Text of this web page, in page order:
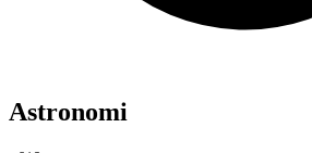
Astronomi